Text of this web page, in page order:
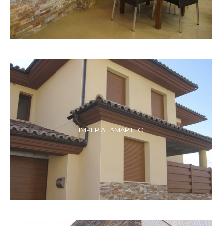
IMPERIAL AMARILLO